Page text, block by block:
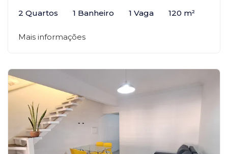
2 Quartos 1 Banheiro 1 Vaga 120 m²
Mais informações